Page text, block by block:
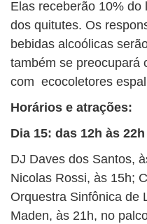
Elas receberão 10%
dos quitutes. Os
bebidas alcoólicas
também se preocupará
com ecocoletores
Horários e atrações:
Dia 15: das 12h às 22h
DJ Daves dos Santos,
Nicolas Rossi, às 15h;
Orquestra Sinfônica de
Maden, às 21h, no